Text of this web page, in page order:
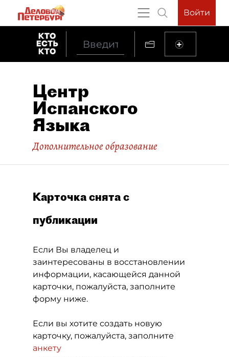
Войти
Центр
Испанского
Языка
Дополнительное образование
Карточка снята с
публикации
Если Вы владелец и
заинтересованы в восстановлении
информации, касающейся данной
карточки, пожалуйста, заполните
форму ниже.
Если вы хотите создать новую
карточку, пожалуйста, заполните
анкету